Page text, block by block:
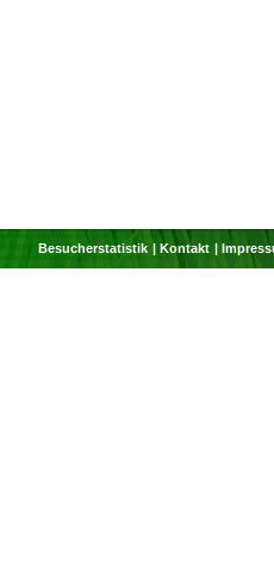
Besucherstatistik Kontakt